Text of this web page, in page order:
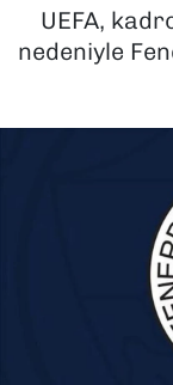
UEFA,
nedeniyle
KÜLTÜR
POLİTİKA
Son